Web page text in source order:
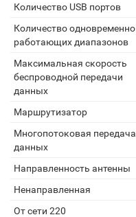
Количество USB портов
Количество одновременно
работающих диапазонов
Максимальная скорость
беспроводной передачи
данных
Маршрутизатор
Многопотоковая передача
данных
Направленность антенны
Ненаправленная
От сети 220